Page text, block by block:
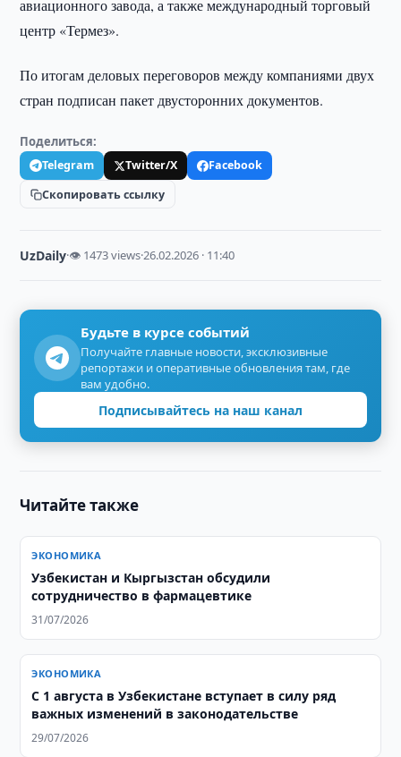
авиационного завода, а также международный торговый
центр «Термез».
По итогам деловых переговоров между компаниями двух
стран подписан пакет двусторонних документов.
Поделиться:
Telegram Twitter/X
Facebook
Скопировать ссылку
UzDaily·👁 1473 views·26.02.2026 · 11:40
Будьте в курсе событий
Получайте главные новости, эксклюзивные
репортажи и оперативные обновления там, где
вам удобно.
Подписывайтесь на наш канал
Читайте также
ЭКОНОМИКА
Узбекистан и Кыргызстан обсудили
сотрудничество в фармацевтике
31/07/2026
ЭКОНОМИКА
С 1 августа в Узбекистане вступает в силу ряд
важных изменений в законодательстве
29/07/2026